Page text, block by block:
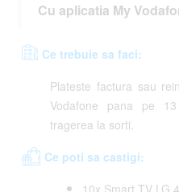
Cu aplicatia My
Ce trebuie sa faci:
Plateste factura sau
Vodafone pana pe 13
tragerea la sorti.
Ce poti sa castigi: